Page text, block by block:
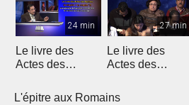
24 min
Le livre des
Actes des
27 min
Le livre des
Actes des
L'épitre aux Romains